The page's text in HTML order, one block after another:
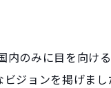
のみに目を向け
ジョンを掲げま